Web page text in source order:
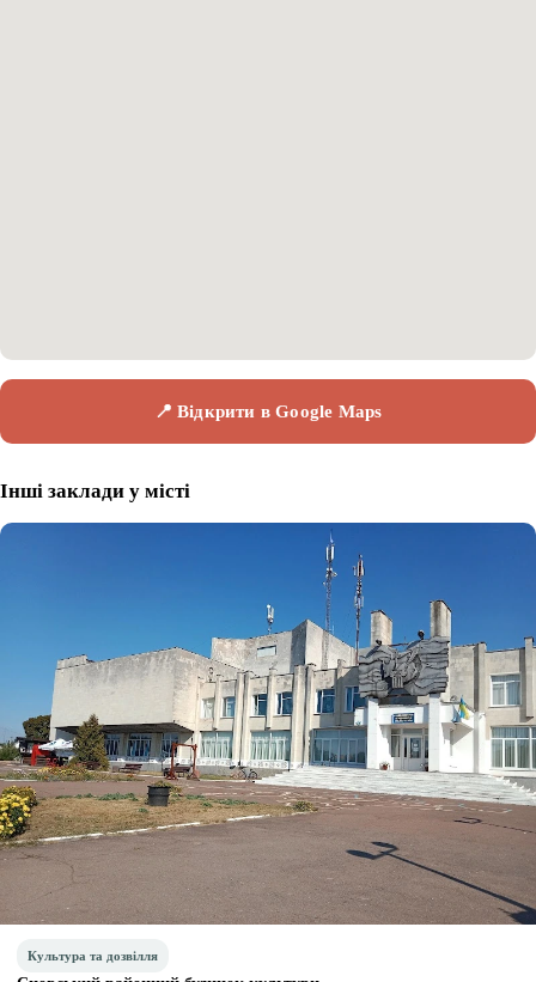
📍 Відкрити в Google Maps
Інші заклади у місті
Культура та дозвілля